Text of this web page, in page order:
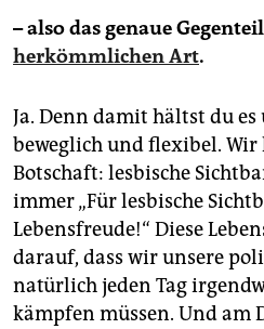
– also das genaue
herkömmlichen Art.
Ja. Denn damit hältst du
beweglich und flexibel.
Botschaft: lesbische
immer „Für lesbische
Lebensfreude!“ Diese
darauf, dass wir unsere
natürlich jeden Tag
kämpfen müssen. Und am